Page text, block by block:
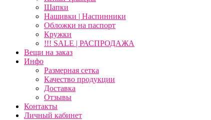
Шапки
Нашивки | Наспинники
Обложки на паспорт
Кружки
!!! SALE | РАСПРОДАЖА
Вещи на заказ
Инфо
Размерная сетка
Качество продукции
Доставка
Отзывы
Контакты
Личный кабинет